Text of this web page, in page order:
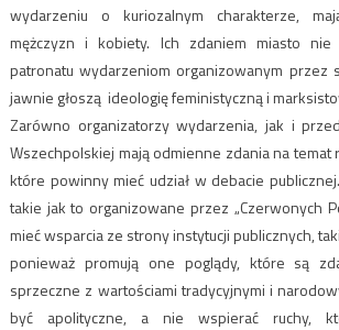
wydarzeniu o kuriozalnym charakterze,
mężczyzn i kobiety. Ich zdaniem miasto
patronatu wydarzeniom organizowanym przez
jawnie głoszą ideologię feministyczną i
Zarówno organizatorzy wydarzenia, jak i
Wszechpolskiej mają odmienne zdania na temat
które powinny mieć udział w debacie
takie jak to organizowane przez „Czerwonych
mieć wsparcia ze strony instytucji publicznych,
ponieważ promują one poglądy, które są
sprzeczne z wartościami tradycyjnymi i
być apolityczne, a nie wspierać ruchy,